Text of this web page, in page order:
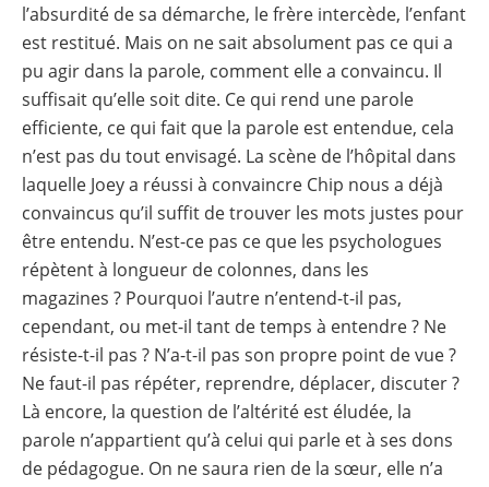
l’absurdité de sa démarche, le frère intercède, l’enfant
est restitué. Mais on ne sait absolument pas ce qui a
pu agir dans la parole, comment elle a convaincu. Il
suffisait qu’elle soit dite. Ce qui rend une parole
efficiente, ce qui fait que la parole est entendue, cela
n’est pas du tout envisagé. La scène de l’hôpital dans
laquelle Joey a réussi à convaincre Chip nous a déjà
convaincus qu’il suffit de trouver les mots justes pour
être entendu. N’est-ce pas ce que les psychologues
répètent à longueur de colonnes, dans les
magazines ? Pourquoi l’autre n’entend-t-il pas,
cependant, ou met-il tant de temps à entendre ? Ne
résiste-t-il pas ? N’a-t-il pas son propre point de vue ?
Ne faut-il pas répéter, reprendre, déplacer, discuter ?
Là encore, la question de l’altérité est éludée, la
parole n’appartient qu’à celui qui parle et à ses dons
de pédagogue. On ne saura rien de la sœur, elle n’a